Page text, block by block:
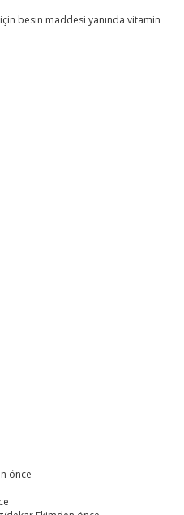
besin maddesi yanında vitamin
önce